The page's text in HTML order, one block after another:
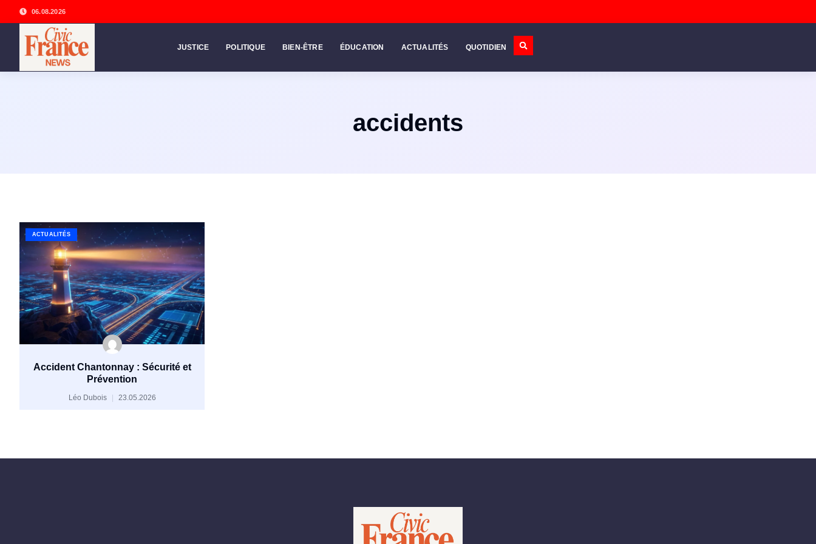
06.08.2026
JUSTICE POLITIQUE BIEN-ÊTRE ÉDUCATION ACTUALITÉS QUOTIDIEN
accidents
ACTUALITÉS
Accident Chantonnay : Sécurité et
Prévention
Léo Dubois 23.05.2026